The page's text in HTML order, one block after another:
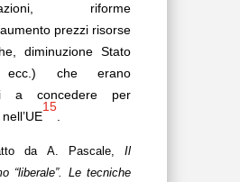
riforme
prezzi risorse
diminuzione Stato
ecc.) che erano
a concedere per
15
.
da A. Pascale,Il
“liberale”. Le tecniche